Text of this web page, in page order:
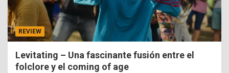
REVIEW
Levitating – Una fascinante fusión entre el
folclore y el coming of age